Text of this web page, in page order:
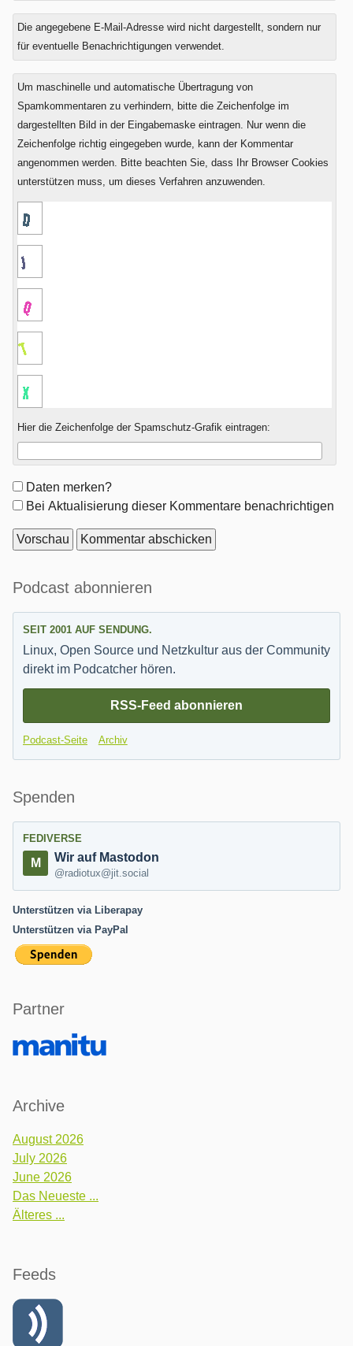
Was
ist
Fünf
plus
Die angegebene E-Mail-Adresse wird nicht dargestellt, sondern nur
für eventuelle Benachrichtigungen verwendet.
Um maschinelle und automatische Übertragung von
Spamkommentaren zu verhindern, bitte die Zeichenfolge im
dargestellten Bild in der Eingabemaske eintragen. Nur wenn die
Zeichenfolge richtig eingegeben wurde, kann der Kommentar
angenommen werden. Bitte beachten Sie, dass Ihr Browser Cookies
unterstützen muss, um dieses Verfahren anzuwenden.
Hier die Zeichenfolge der Spamschutz-Grafik eintragen:
Formular-
Optionen
Daten merken?
Bei Aktualisierung dieser Kommentare benachrichtigen
Seitenleiste
Podcast abonnieren
SEIT 2001 AUF SENDUNG.
Linux, Open Source und Netzkultur aus der Community
direkt im Podcatcher hören.
RSS-Feed abonnieren
Podcast-Seite Archiv
Spenden
FEDIVERSE
Wir auf Mastodon
@radiotux@jit.social
Unterstützen via Liberapay
Unterstützen via PayPal
Partner
Archive
August 2026
July 2026
June 2026
Das Neueste ...
Älteres ...
Feeds